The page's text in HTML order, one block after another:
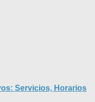
Servicios, Horarios